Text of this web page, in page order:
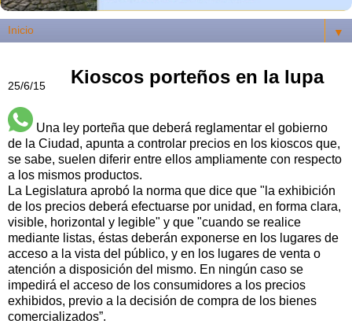
▼
25/6/15 Kioscos porteños en la lupa
Una ley porteña que deberá reglamentar el gobierno
de la Ciudad, apunta a controlar precios en los kioscos que,
se sabe, suelen diferir entre ellos ampliamente con respecto
a los mismos productos.
La Legislatura aprobó la norma que dice que "la exhibición
de los precios deberá efectuarse por unidad, en forma clara,
visible, horizontal y legible" y que "cuando se realice
mediante listas, éstas deberán exponerse en los lugares de
acceso a la vista del público, y en los lugares de venta o
atención a disposición del mismo. En ningún caso se
impedirá el acceso de los consumidores a los precios
exhibidos, previo a la decisión de compra de los bienes
comercializados”.